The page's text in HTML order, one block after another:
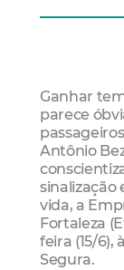
Ganhar
parece
Antônio
sinalização
vida, a
Fortaleza
feira (15/6),
Segura.